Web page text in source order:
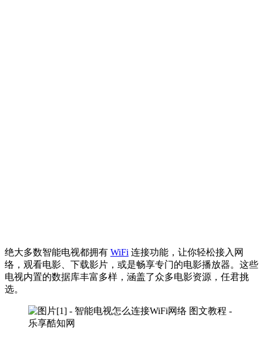
绝大多数智能电视都拥有 WiFi 连接功能，让你轻松接入网
络，观看电影、下载影片，或是畅享专门的电影播放器。这些
电视内置的数据库丰富多样，涵盖了众多电影资源，任君挑
选。